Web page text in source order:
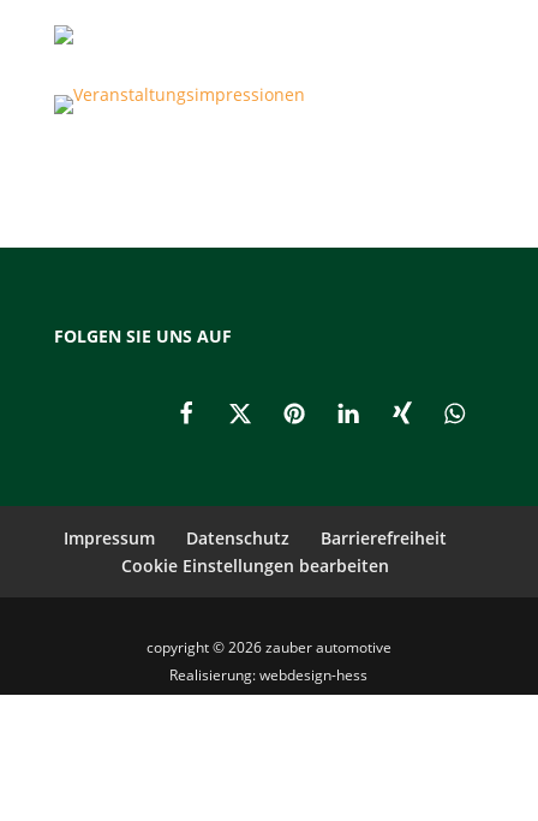
FOLGEN SIE UNS AUF
Impressum Datenschutz
Barrierefreiheit
Cookie Einstellungen bearbeiten
copyright © 2026zauber automotive
Realisierung: webdesign-hess